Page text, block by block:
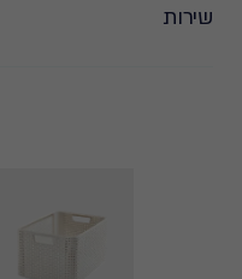
שירות